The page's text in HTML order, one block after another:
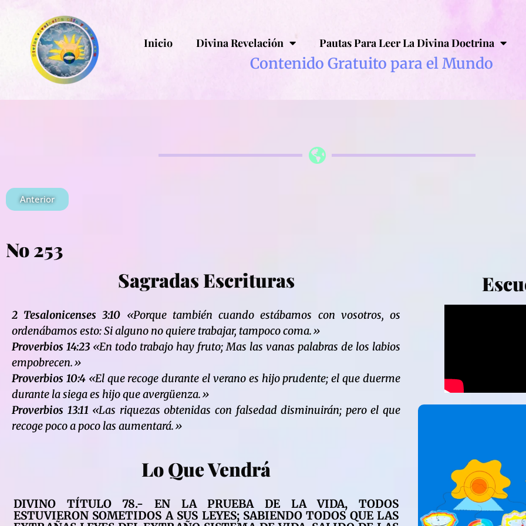
Inicio Divina Revelación Pautas Para Leer La Divina Doctrina
Contenido Gratuito para el Mundo
Anterior
No 253
Sagradas Escrituras
2 Tesalonicenses 3:10 «Porque también cuando estábamos con vosotros, os
ordenábamos esto: Si alguno no quiere trabajar, tampoco coma.»
Proverbios 14:23 «En todo trabajo hay fruto; Mas las vanas palabras de los labios
empobrecen.»
Proverbios 10:4«El que recoge durante el verano es hijo prudente; el que duerme
durante la siega es hijo que avergüenza.»
Proverbios 13:11 «Las riquezas obtenidas con falsedad disminuirán; pero el que
recoge poco a poco las aumentará.»
Lo Que Vendrá
DIVINO TÍTULO 78.- EN LA PRUEBA DE LA VIDA, TODOS
ESTUVIERON SOMETIDOS A SUS LEYES; SABIENDO TODOS QUE LAS